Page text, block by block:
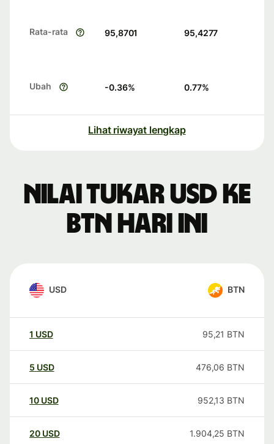
Rata-rata 95,8701 95,4277
Ubah -0.36% 0.77%
Lihat riwayat lengkap
Nilai tukar USD ke
BTN hari ini
USD BTN
1 USD 95,21 BTN
5 USD 476,06 BTN
10 USD 952,13 BTN
20 USD 1.904,25 BTN